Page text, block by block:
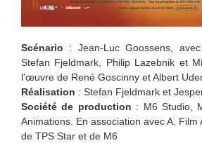
Scénario : Jean-Luc Goossens,
Stefan Fjeldmark, Philip Lazebnik et
l’œuvre de René Goscinny et Albert
Réalisation : Stefan Fjeldmark et
Société de production : M6 Studio,
Animations. En association avec A. Film
de TPS Star et de M6